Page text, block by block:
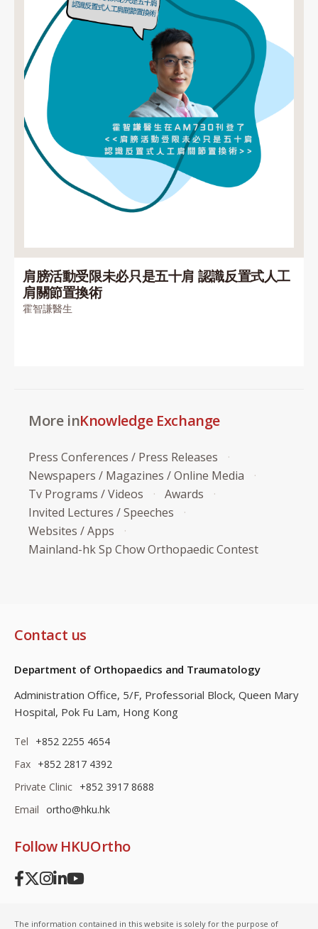
肩膀活動受限未必只是五十肩 認識反置式人工
肩關節置換術
霍智謙醫生
More inKnowledge Exchange
Press Conferences / Press Releases
Newspapers / Magazines / Online Media
Tv Programs / Videos
Awards
Invited Lectures / Speeches
Websites / Apps
Mainland-hk Sp Chow Orthopaedic Contest
Contact us
Department of Orthopaedics and Traumatology
Administration Office, 5/F, Professorial Block, Queen Mary
Hospital, Pok Fu Lam, Hong Kong
Tel
+852 2255 4654
Fax +852 2817 4392
Private Clinic +852 3917 8688
Email ortho@hku.hk
Follow HKUOrtho
The information contained in this website is solely for the purpose of